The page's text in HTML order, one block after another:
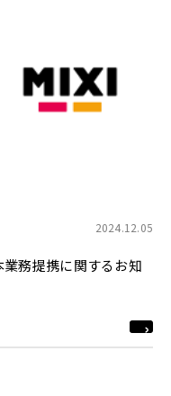
2024.12.05
務提携に関するお知